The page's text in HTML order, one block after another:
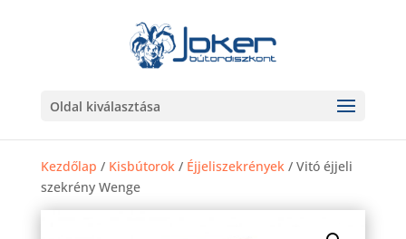
Oldal kiválasztása
Kezdőlap / Kisbútorok/ Éjjeliszekrények/ Vitó éjjeli
szekrény Wenge